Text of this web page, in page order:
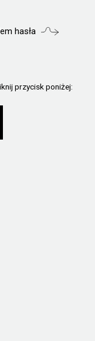
hasła
przycisk poniżej: